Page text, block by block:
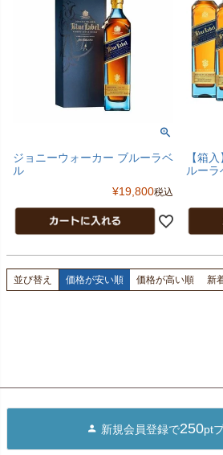
ジョニーウォーカー ブルーラベ
ル
¥19,800税込
【箱
ルー
並び替え 価格が安い順 価格が高い順 新
新規会員登録で250pt